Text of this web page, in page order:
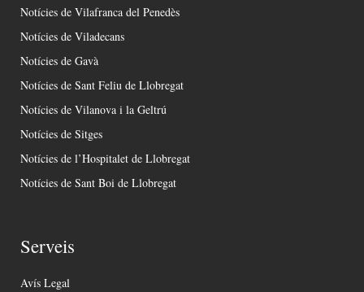
Notícies de Vilafranca del Penedès
Notícies de Viladecans
Notícies de Gavà
Notícies de Sant Feliu de Llobregat
Notícies de Vilanova i la Geltrú
Notícies de Sitges
Notícies de l’Hospitalet de Llobregat
Notícies de Sant Boi de Llobregat
Serveis
Avís Legal